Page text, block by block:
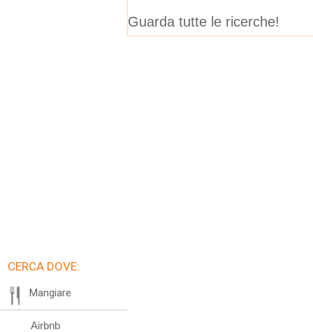
Guarda tutte le ricerche!
CERCA DOVE:
Mangiare
Airbnb